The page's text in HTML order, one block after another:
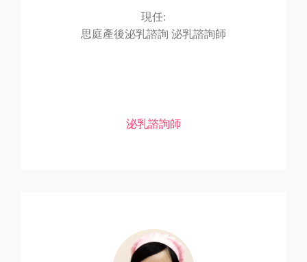
現任:
思庭產後泌乳諮詢 泌乳諮詢師
泌乳諮詢師